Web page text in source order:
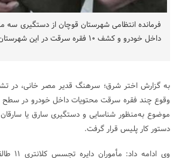
فرمانده انتظامی شهرستان قوچان از دستگیری
داخل خودرو و کشف ۱۰ فقره سرقت در این شهرستان خبر داد.
به گزارش اختر شرق؛ سرهنگ قدیر مصر خانی، در
وقوع چند فقره سرقت محتویات داخل خودرو در سطح
موضوع به‌منظور شناسایی و دستگیری سارق یا
دستور کار پلیس قرار گرفت.
وی